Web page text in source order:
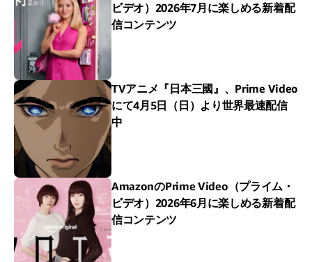
ビデオ）2026年7月に楽しめる新着配
信コンテンツ
TVアニメ『日本三國』、Prime Video
にて4月5日（日）より世界最速配信
中
AmazonのPrime Video（プライム・
ビデオ）2026年6月に楽しめる新着配
信コンテンツ